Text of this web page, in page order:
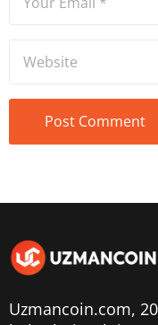
Uzmancoin.com,